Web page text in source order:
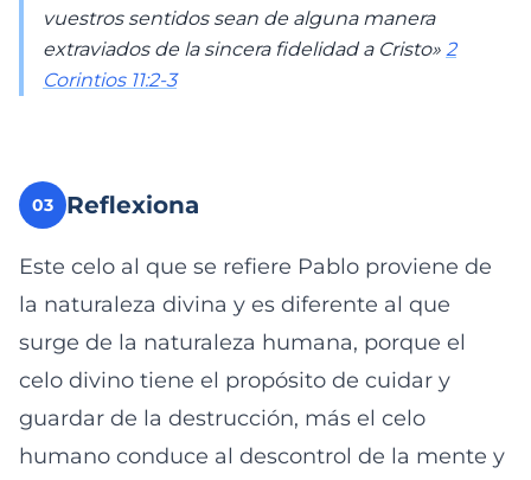
vuestros sentidos sean de alguna manera
extraviados de la sincera fidelidad a Cristo» 2
Corintios 11:2-3
03 Reflexiona
Este celo al que se refiere Pablo proviene de
la naturaleza divina y es diferente al que
surge de la naturaleza humana, porque el
celo divino tiene el propósito de cuidar y
guardar de la destrucción, más el celo
humano conduce al descontrol de la mente y